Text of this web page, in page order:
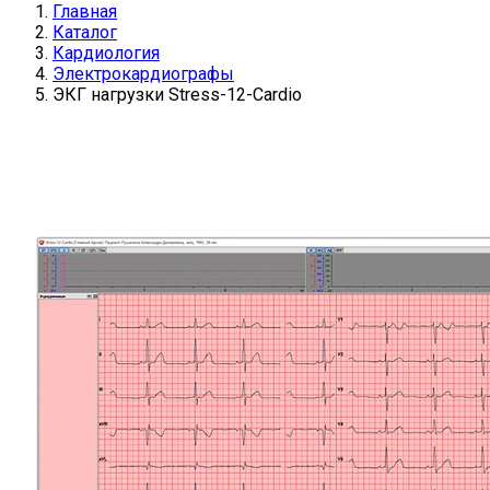
Главная
Каталог
Кардиология
Электрокардиографы
ЭКГ нагрузки Stress-12-Cardio